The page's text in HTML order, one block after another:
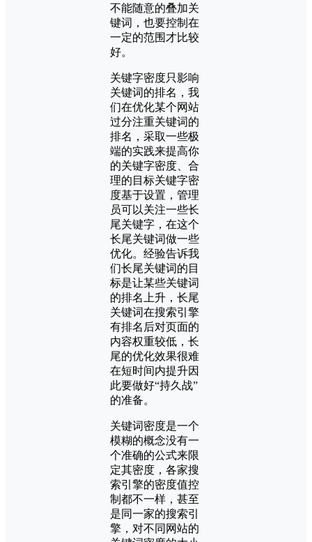
不能随意的叠加关
键词，也要控制在
一定的范围才比较
好。
关键字密度只影响
关键词的排名，我
们在优化某个网站
过分注重关键词的
排名，采取一些极
端的实践来提高你
的关键字密度、合
理的目标关键字密
度基于设置，管理
员可以关注一些长
尾关键字，在这个
长尾关键词做一些
优化。经验告诉我
们长尾关键词的目
标是让某些关键词
的排名上升，长尾
关键词在搜索引擎
有排名后对页面的
内容权重较低，长
尾的优化效果很难
在短时间内提升因
此要做好“持久战”
的准备。
关键词密度是一个
模糊的概念没有一
个准确的公式来限
定其密度，各家搜
索引擎的密度值控
制都不一样，甚至
是同一家的搜索引
擎，对不同网站的